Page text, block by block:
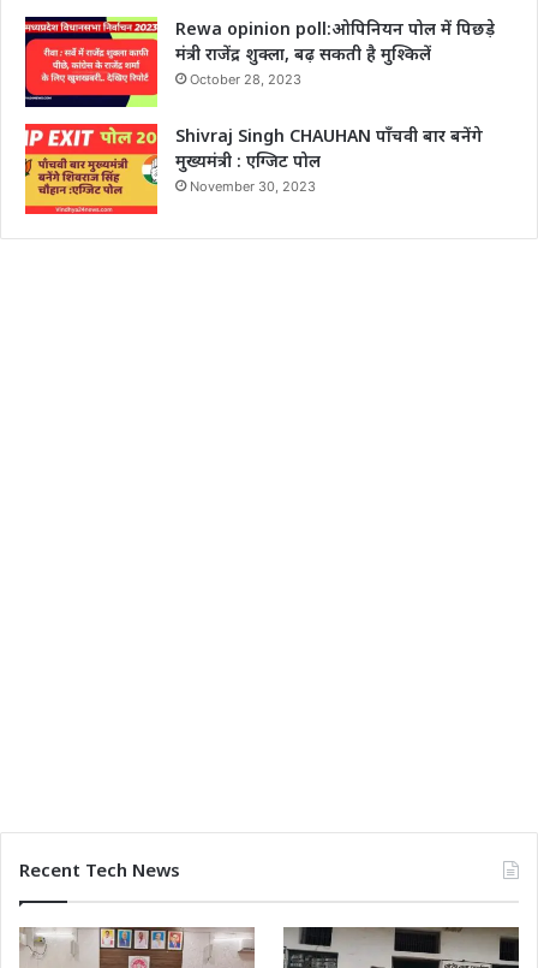
Rewa opinion poll:ओपिनियन पोल में पिछड़े
मंत्री राजेंद्र शुक्ला, बढ़ सकती है मुश्किलें
October 28, 2023
Shivraj Singh CHAUHAN पाँचवी बार बनेंगे
मुख्यमंत्री : एग्जिट पोल
November 30, 2023
Recent Tech News